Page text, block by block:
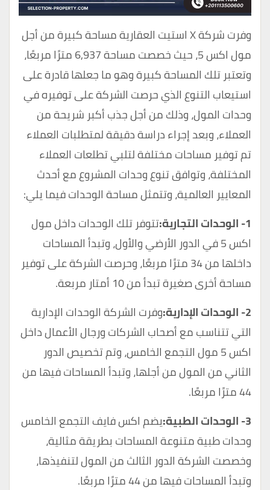
وفرت شركة X استيت العقارية مساحة كبيرة من أجل
مول اكس 5، حيث خصصت مساحة 6,937 مترًا مربعًا،
وتعتبر تلك المساحة كبيرة وهو ما جعلها قادرة على
استيعاب التنوع الذي حرصت الشركة على توفيره في
وحدات المول، وذلك من أجل جذب أكبر شريحة من
العملاء، وبعد إجراء دراسة دقيقة لمتطلبات العملاء
تم توفير مساحات مختلفة لتلبي تطلعات العملاء
المختلفة، وتوافق تنوع وحدات المشروع مع أحدث
المعايير العالمية، وتتمثل مساحة الوحدات فيما يلي:
1- الوحدات التجارية:
تتوفر تلك الوحدات داخل مول
اكس 5 في الدور الأرضي والأول، وتبدأ المساحات
داخلها من 34 مترًا مربعًا، وحرصت الشركة على توفير
مساحة أخرى صغيرة تبدأ من 10 أمتار مربعة.
2- الوحدات الإدارية:
وفرت الشركة الوحدات الإدارية
التي تتناسب مع أصحاب الشركات ورجال الأعمال داخل
اكس 5 مول التجمع الخامس، وتم تخصيص الدور
الثاني من المول من أجلها، وتبدأ المساحات فيها من
44 مترًا مربعًا.
3- الوحدات الطبية:
يضم اكس فايف التجمع الخامس
وحدات طبية متنوعة المساحات بطريقة مثالية،
وخصصت الشركة الدور الثالث من المول لتنفيذها،
وتبدأ المساحات فيها من 44 مترًا مربعًا.